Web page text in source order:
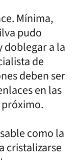
Mínima,
pudo
doblegar a la
de
deben ser
en las
como la
cristalizarse